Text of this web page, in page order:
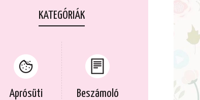
KATEGÓRIÁK
Aprósüti Beszámoló